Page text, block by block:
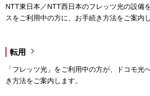
NTT東日本／NTT西日本のフレッツ光の設備
スをご利用中の方に、お手続き方法をご案内し
転用 
「フレッツ光」をご利用中の方が、ドコモ光
き方法をご案内します。